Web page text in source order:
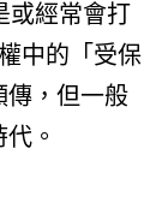
或經常會打
中的「受保
傳，但一般
。